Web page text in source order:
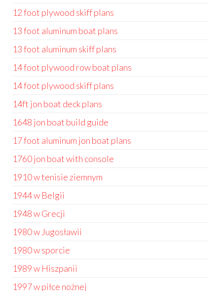
12 foot plywood skiff plans
13 foot aluminum boat plans
13 foot aluminum skiff plans
14 foot plywood row boat plans
14 foot plywood skiff plans
14ft jon boat deck plans
1648 jon boat build guide
17 foot aluminum jon boat plans
1760 jon boat with console
1910 w tenisie ziemnym
1944 w Belgii
1948 w Grecji
1980 w Jugosławii
1980 w sporcie
1989 w Hiszpanii
1997 w piłce nożnej